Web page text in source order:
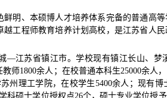
明、本硕博人才培养体系完备的普通高
工程师教育培养计划高校，是江苏省人
—江苏省镇江市。学校现有镇江长山、梦
师1800余人；在校普通本科生25000余人
州理工学院，在校学生5400余人；现有
科硕士学位授权点26个，硕士专业学位授